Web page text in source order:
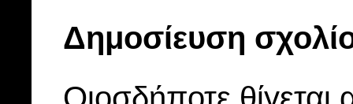
Δημοσίευση